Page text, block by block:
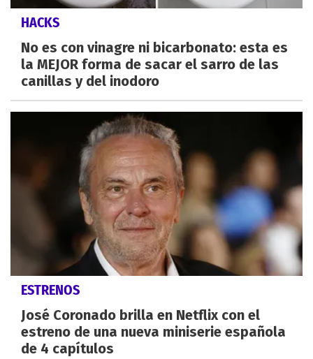
HACKS
No es con vinagre ni bicarbonato: esta es
la MEJOR forma de sacar el sarro de las
canillas y del inodoro
ESTRENOS
José Coronado brilla en Netflix con el
estreno de una nueva miniserie española
de 4 capítulos